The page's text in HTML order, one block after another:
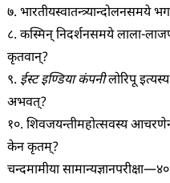
७. भारतीयस्वातन्त्र्यान्दोलनसमये
८. कस्मिन् निदर्शनसमये लाला-
कृतवान्?
९. ईस्ट इण्डिया कंपनीलोरिपू इत्यस्य
अभवत्?
१०. शिवजयन्तीमहोत्सवस्य
केन कृतम्?
चन्दमामीया